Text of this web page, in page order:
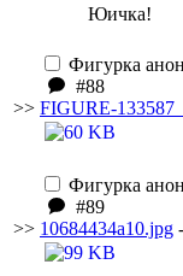
Юичка!
>>
Фигурка
#88
FIGURE-
>>
Фигурка
#89
10684434a10.jpg